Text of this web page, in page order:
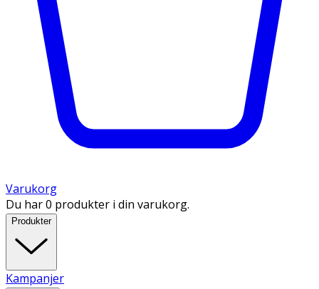
Varukorg
Du har 0 produkter i din varukorg.
Produkter
Kampanjer